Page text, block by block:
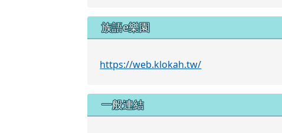
族語e樂園
https://web.klokah.tw/
一般連結